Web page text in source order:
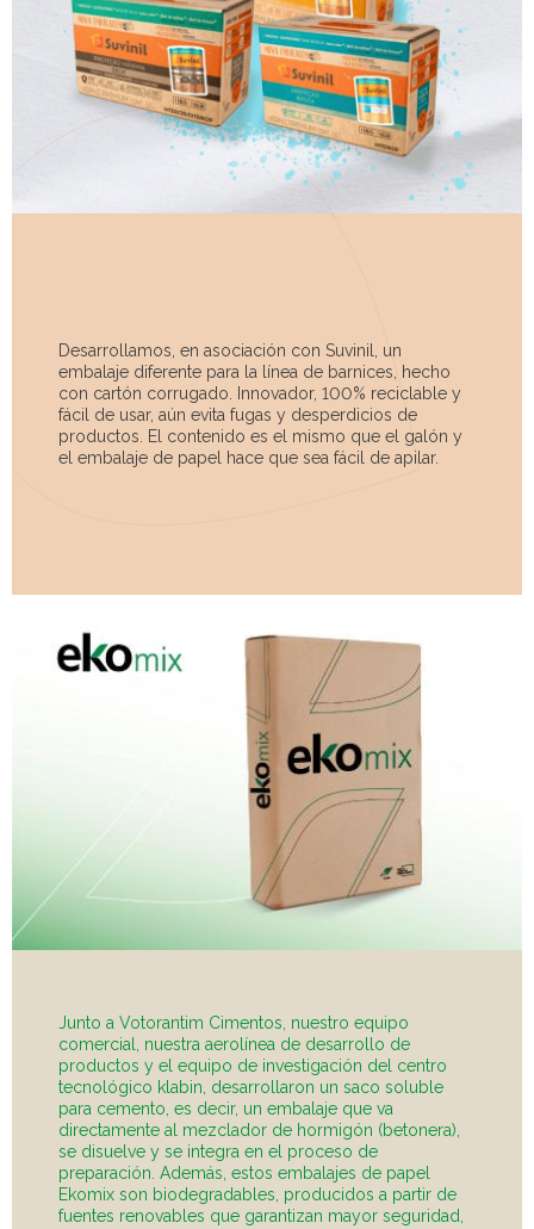
Desarrollamos, en asociación con Suvinil, un
embalaje diferente para la línea de barnices, hecho
con cartón corrugado. Innovador, 100% reciclable y
fácil de usar, aún evita fugas y desperdicios de
productos. El contenido es el mismo que el galón y
el embalaje de papel hace que sea fácil de apilar.
Junto a Votorantim Cimentos, nuestro equipo
comercial, nuestra aerolínea de desarrollo de
productos y el equipo de investigación del centro
tecnológico klabin, desarrollaron un saco soluble
para cemento, es decir, un embalaje que va
directamente al mezclador de hormigón (betonera),
se disuelve y se integra en el proceso de
preparación. Además, estos embalajes de papel
Ekomix son biodegradables, producidos a partir de
fuentes renovables que garantizan mayor seguridad,